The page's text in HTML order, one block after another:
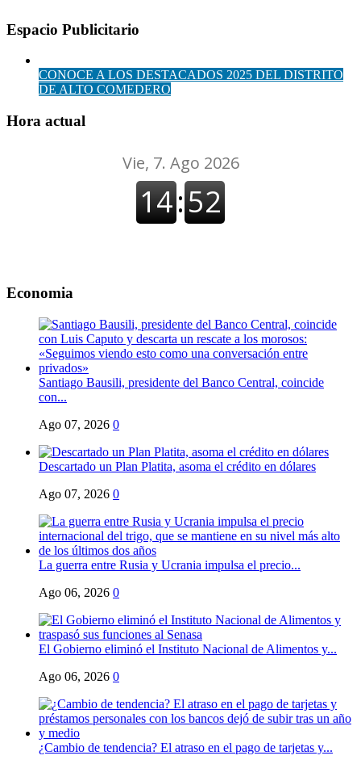
Espacio Publicitario
CONOCE A LOS DESTACADOS 2025 DEL DISTRITO
DE ALTO COMEDERO
Hora actual
Economia
Santiago Bausili, presidente del Banco Central, coincide
con...
Ago 07, 2026 0
Descartado un Plan Platita, asoma el crédito en dólares
Ago 07, 2026 0
La guerra entre Rusia y Ucrania impulsa el precio...
Ago 06, 2026 0
El Gobierno eliminó el Instituto Nacional de Alimentos y...
Ago 06, 2026 0
¿Cambio de tendencia? El atraso en el pago de tarjetas y...